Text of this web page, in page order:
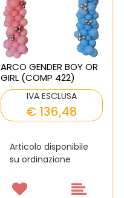
ARCO GENDER BOY OR
GIRL (COMP 422)
IVA ESCLUSA
€ 136,48
Articolo disponibile
su ordinazione